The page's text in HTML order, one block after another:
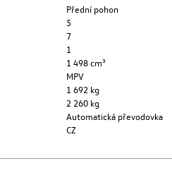
Přední pohon
5
7
1
1 498 cm³
MPV
1 692 kg
2 260 kg
Automatická převodovka
CZ